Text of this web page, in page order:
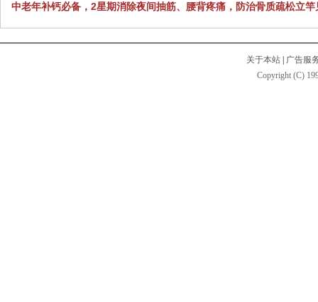
中老年补钙必备，2星期消除夜间抽筋、腰背疼痛，防治骨质疏松立竿
关于本站
广告服
Copyright (C)